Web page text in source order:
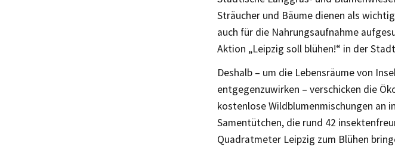
Sträucher und Bäume dienen als
auch für die Nahrungsaufnahme
Aktion „Leipzig soll blühen!“ in der
Deshalb – um die Lebensräume von
entgegenzuwirken – verschicken die
kostenlose Wildblumenmischungen an
Samentütchen, die rund 42
Quadratmeter Leipzig zum Blühen